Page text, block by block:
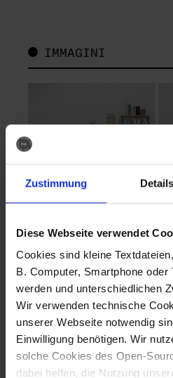
Zustimmung Details
Diese Webseite verwendet
Cookies sind kleine
B. Computer, Smartphone oder
werden und unterschiedlichen
Wir verwenden technische
unserer Webseite notwendig
Einwilligung benötigen. Wir
solche Cookies des Open-
dabei helfen, die Nutzung
IMMAGINI
Fotografo: Lorenz
Sternbach
Download